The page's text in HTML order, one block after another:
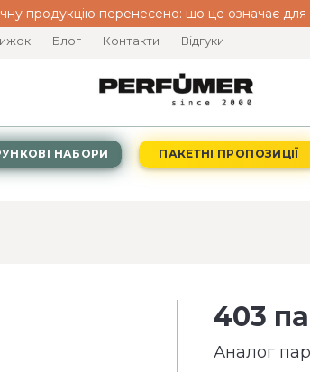
продукцію перенесено: що це означає для
Блог Контакти Відгуки
НАБОРИ ПАКЕТНІ ПРОПОЗИЦІЇ
403
Аналог